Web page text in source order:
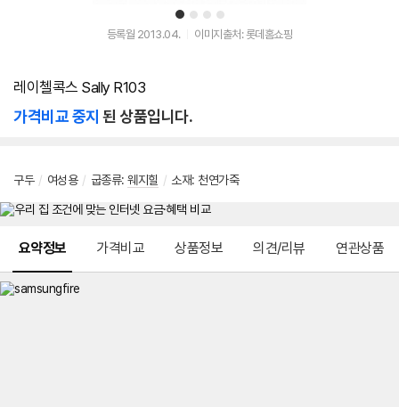
1 2 3 4
등록월 2013.04. 이미지출처: 롯데홈쇼핑
레이첼콕스 Sally R103
가격비교 중지 된 상품입니다.
구두 / 여성용 / 굽종류: 웨지힐 / 소재: 천연가죽
요약정보 가격비교 상품정보 의견/리뷰 연관상품